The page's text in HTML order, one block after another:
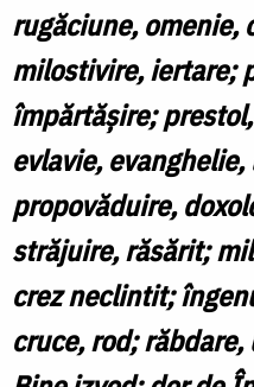
rugăciune, omenie,
milostivire, iertare;
împărtășire;
evlavie,
propovăduire,
străjuire, răsărit;
crez neclintit;
cruce, rod;